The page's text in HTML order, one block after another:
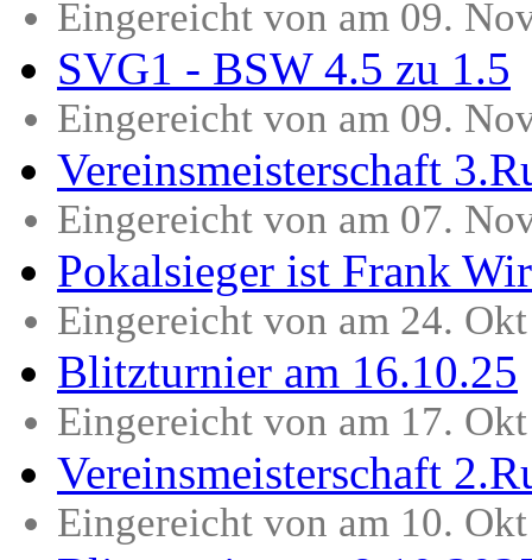
Eingereicht von am 09.
SVG1 - BSW 4.5 zu 1.5
Eingereicht von am 09.
Vereinsmeisterschaft
Eingereicht von am 07.
Pokalsieger ist Frank
Eingereicht von am 24.
Blitzturnier am 16.10.25
Eingereicht von am 17.
Vereinsmeisterschaft
Eingereicht von am 10.